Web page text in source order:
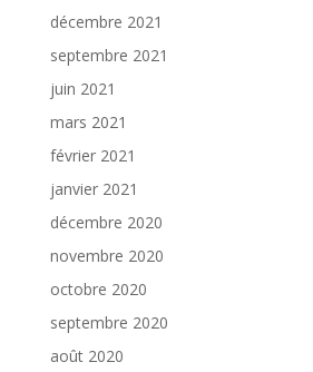
décembre 2021
septembre 2021
juin 2021
mars 2021
février 2021
janvier 2021
décembre 2020
novembre 2020
octobre 2020
septembre 2020
août 2020